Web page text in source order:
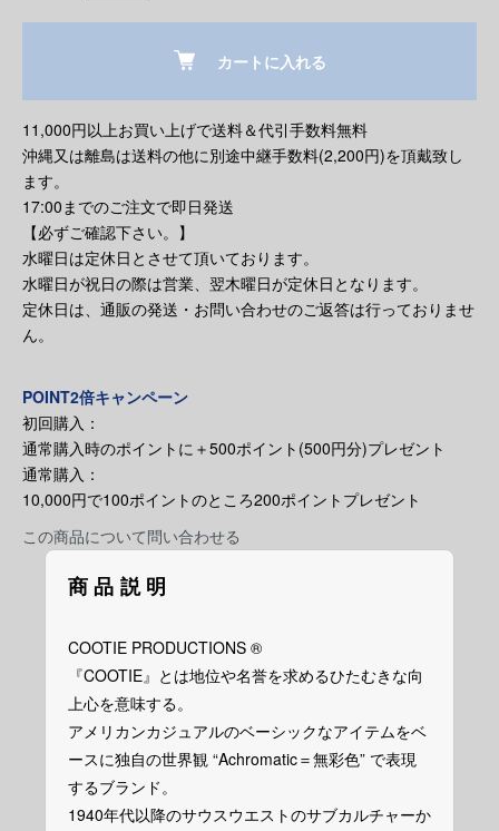
カートに入れる
11,000円以上お買い上げで送料＆代引手数料無料
沖縄又は離島は送料の他に別途中継手数料(2,200円)を頂戴致し
ます。
17:00までのご注文で即日発送
【必ずご確認下さい。】
水曜日は定休日とさせて頂いております。
水曜日が祝日の際は営業、翌木曜日が定休日となります。
定休日は、通販の発送・お問い合わせのご返答は行っておりませ
ん。
POINT2倍キャンペーン
初回購入：
通常購入時のポイントに＋500ポイント(500円分)プレゼント
通常購入：
10,000円で100ポイントのところ200ポイントプレゼント
この商品について問い合わせる
商品説明
COOTIE PRODUCTIONS ®︎
『COOTIE』とは地位や名誉を求めるひたむきな向
上心を意味する。
アメリカンカジュアルのベーシックなアイテムをベ
ースに独自の世界観 “Achromatic＝無彩色” で表現
するブランド。
1940年代以降のサウスウエストのサブカルチャーか